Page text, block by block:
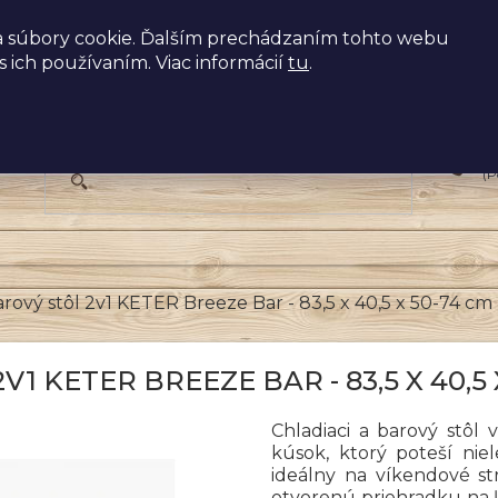
súbory cookie. Ďalším prechádzaním tohto webu
ich používaním. Viac informácií tu.
stôl 2v1 KETER Breeze Bar - 83,5 x 40,5 x 50-74
KETER BREEZE BAR - 83,5 X
Chladiaci a barový stôl
kúsok, ktorý poteší
ideálny na víkendové